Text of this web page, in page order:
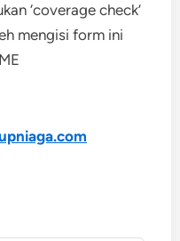
‘coverage check’
mengisi form ini